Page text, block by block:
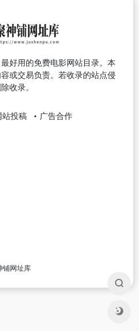
好用的免费电影网站目录。本
或交易负责。若收录的站点侵
收录。
站投稿 广告合作
铺网址库